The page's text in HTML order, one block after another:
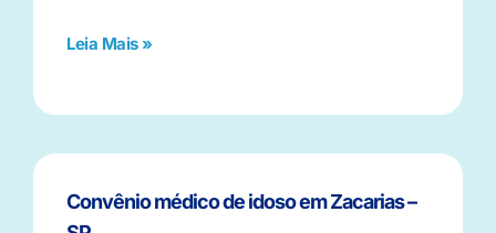
Leia Mais »
Convênio médico de idoso em Zacarias –